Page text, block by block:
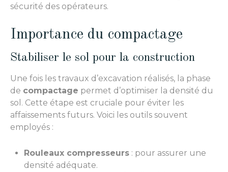
sécurité des opérateurs.
Importance du compactage
Stabiliser le sol pour la construction
Une fois les travaux d’excavation réalisés, la phase
de compactage permet d’optimiser la densité du
sol. Cette étape est cruciale pour éviter les
affaissements futurs. Voici les outils souvent
employés :
Rouleaux compresseurs : pour assurer une
densité adéquate.